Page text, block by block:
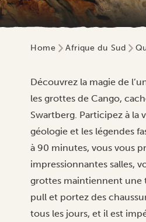
Home Afrique du Sud
Découvrez la magie de
les grottes de Cango,
Swartberg. Participez à
géologie et les légendes
à 90 minutes, vous vous
impressionnantes salles,
grottes maintiennent une
pull et portez des
tous les jours, et il est